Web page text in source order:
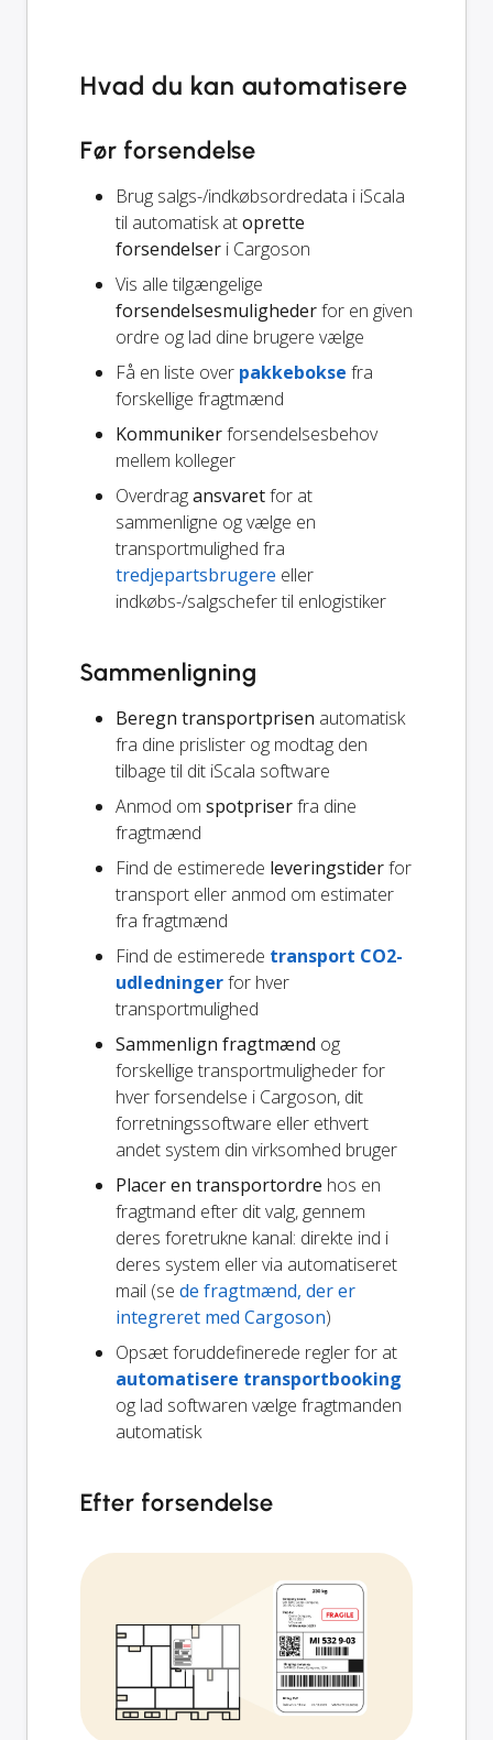
Hvad du kan automatisere
Før forsendelse
Brug salgs-/indkøbsordredata i iScala
til automatisk atoprette
forsendelser i Cargoson
Vis alle tilgængelige
forsendelsesmulighederfor en given
ordre og lad dine brugere vælge
Få en liste over pakkebokse fra
forskellige fragtmænd
Kommunikerforsendelsesbehov
mellem kolleger
Overdragansvaretfor at
sammenligne og vælge en
transportmulighed fra
tredjepartsbrugere eller
indkøbs-/salgschefer til enlogistiker
Sammenligning
Beregn transportprisen automatisk
fra dine prislister og modtag den
tilbage til dit iScala software
Anmod om spotpriserfra dine
fragtmænd
Find de estimerede leveringstiderfor
transport eller anmod om estimater
fra fragtmænd
Find de estimerede transport CO2-
udledningerfor hver
transportmulighed
Sammenlign fragtmænd og
forskellige transportmuligheder for
hver forsendelse i Cargoson, dit
forretningssoftware eller ethvert
andet system din virksomhed bruger
Placer en transportordre hos en
fragtmand efter dit valg, gennem
deres foretrukne kanal: direkte ind i
deres system eller via automatiseret
mail (se de fragtmænd, der er
integreret med Cargoson)
Opsæt foruddefinerede regler for at
automatisere transportbooking
og lad softwaren vælge fragtmanden
automatisk
Efter forsendelse